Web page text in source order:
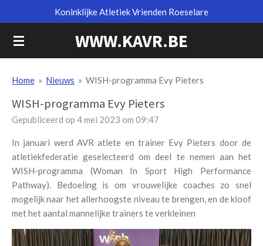
direct
naar
WWW.KAVR.BE
Koninklijke Atletiek Vrienden Roeselare
Home » Nieuws » WISH-programma Evy Pieters
WISH-programma Evy Pieters
Gepubliceerd op 4 mei 2023 om 09:47
In januari werd AVR atlete en trainer Evy Pieters door de
atletiekfederatie geselecteerd om deel te nemen aan het
WISH-programma (Woman In Sport High Performance
Pathway). Bedoeling is om vrouwelijke coaches zo snel
mogelijk naar het allerhoogste niveau te brengen, en de kloof
met het aantal mannelijke trainers te verkleinen